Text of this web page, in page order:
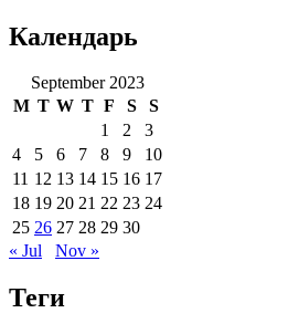
Календарь
September 2023
M T W T F S
S
1
2
3
4
5 6 7 8 9
10
11 12 13 14 15 16 17
18 19 20 21 22 23 24
25 26 27 28 29 30
« Jul
Nov »
Теги